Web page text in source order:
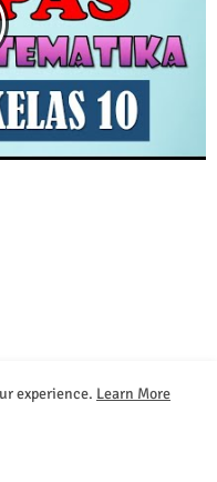
experience. Learn More